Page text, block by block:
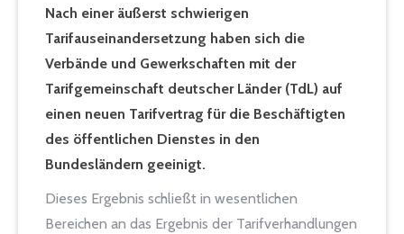
Nach einer äußerst schwierigen
Tarifauseinandersetzung haben sich die
Verbände und Gewerkschaften mit der
Tarifgemeinschaft deutscher Länder (TdL) auf
einen neuen Tarifvertrag für die Beschäftigten
des öffentlichen Dienstes in den
Bundesländern geeinigt.
Dieses Ergebnis schließt in wesentlichen
Bereichen an das Ergebnis der Tarifverhandlungen